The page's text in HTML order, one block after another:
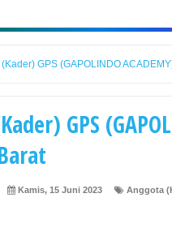
GPS (GAPOLINDO
GPS
Kamis, 15 Juni 2023 Anggota